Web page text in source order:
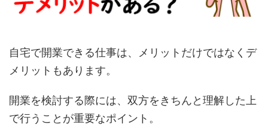
自宅で開業できる仕事は、メリットだけではなくデ
メリットもあります。
開業を検討する際には、双方をきちんと理解した上
で行うことが重要なポイント。